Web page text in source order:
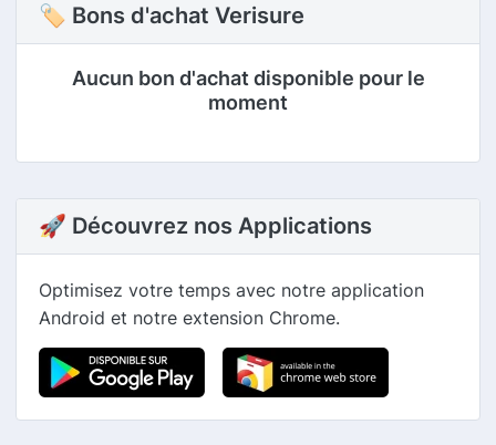
🏷 Bons d'achat Verisure
Aucun bon d'achat disponible pour le
moment
🚀 Découvrez nos Applications
Optimisez votre temps avec notre application
Android et notre extension Chrome.